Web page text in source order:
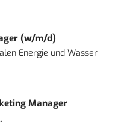
(w/m/d)
Energie und Wasser
Manager